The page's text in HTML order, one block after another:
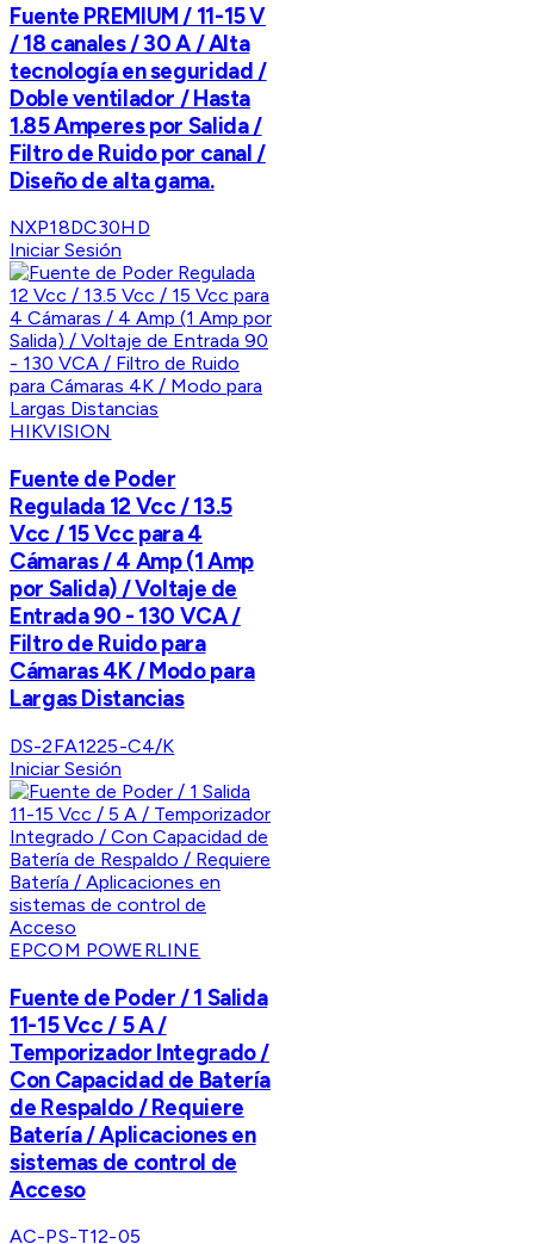
Fuente PREMIUM / 11-15 V
/ 18 canales / 30 A / Alta
tecnología en seguridad /
Doble ventilador / Hasta
1.85 Amperes por Salida /
Filtro de Ruido por canal /
Diseño de alta gama.
NXP18DC30HD
Iniciar Sesión
HIKVISION
Fuente de Poder
Regulada 12 Vcc / 13.5
Vcc / 15 Vcc para 4
Cámaras / 4 Amp (1 Amp
por Salida) / Voltaje de
Entrada 90 - 130 VCA /
Filtro de Ruido para
Cámaras 4K / Modo para
Largas Distancias
DS-2FA1225-C4/K
Iniciar Sesión
EPCOM POWERLINE
Fuente de Poder / 1 Salida
11-15 Vcc / 5 A /
Temporizador Integrado /
Con Capacidad de Batería
de Respaldo / Requiere
Batería / Aplicaciones en
sistemas de control de
Acceso
AC-PS-T12-05